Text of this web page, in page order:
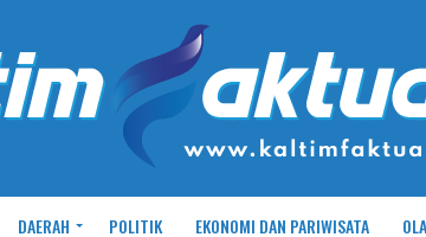
DAERAH POLITIK EKONOMI DAN PARIWISATA